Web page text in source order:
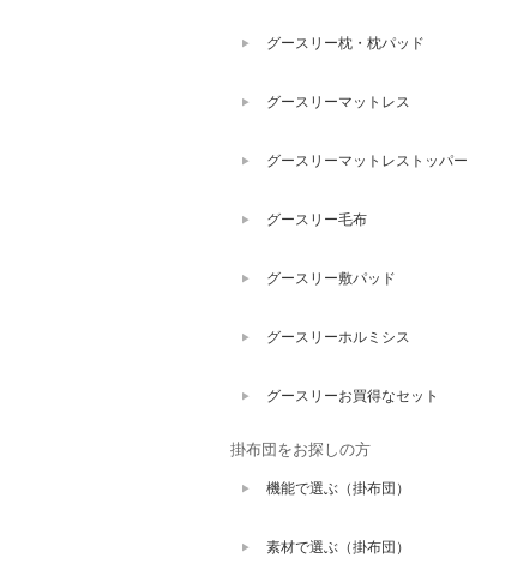
グースリー枕・枕パッド
グースリーマットレス
グースリーマットレストッパー
グースリー毛布
グースリー敷パッド
グースリーホルミシス
グースリーお買得なセット
掛布団をお探しの方
機能で選ぶ（掛布団）
素材で選ぶ（掛布団）